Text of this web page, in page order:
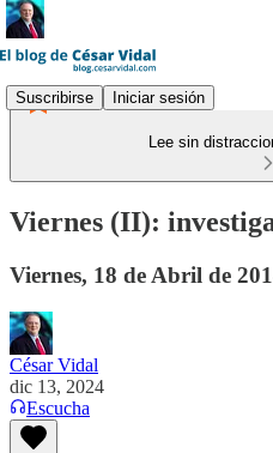
Suscribirse Iniciar sesión
Lee sin
Viernes (II):
Viernes, 18 de Abril de
César Vidal
dic 13, 2024
Escucha